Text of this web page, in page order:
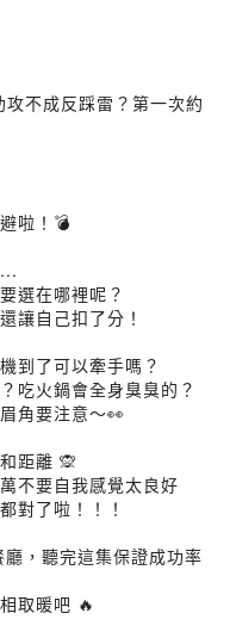
不成反踩雷？第一次約
啦！💣
選在哪裡呢？
讓自己扣了分！
到了可以牽手嗎？
吃火鍋會全身臭臭的？
角要注意～👀
距離 🙊
不要自我感覺太良好
對了啦！！！
，聽完這集保證成功率
取暖吧 🔥